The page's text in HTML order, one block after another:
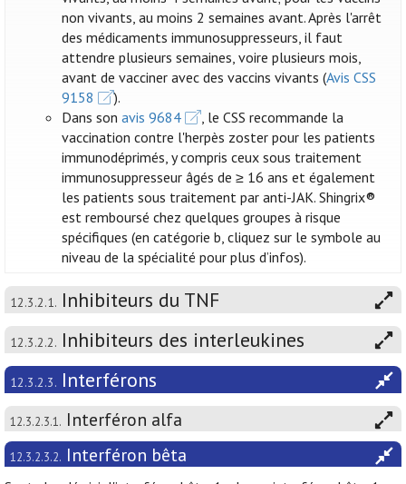
non vivants, au moins 2 semaines avant. Après l'arrêt
des médicaments immunosuppresseurs, il faut
attendre plusieurs semaines, voire plusieurs mois,
avant de vacciner avec des vaccins vivants (Avis CSS
9158
).
Dans sonavis 9684
, le CSS recommande la
vaccination contre l'herpès zoster pour les patients
immunodéprimés, y compris ceux sous traitement
immunosuppresseur âgés de ≥ 16 ans et également
les patients sous traitement par anti-JAK. Shingrix®
est remboursé chez quelques groupes à risque
spécifiques (en catégorie b, cliquez sur le symbole au
niveau de la spécialité pour plus d’infos).
12.3.2.1. Inhibiteurs du TNF
12.3.2.2. Inhibiteurs des interleukines
12.3.2.3. Interférons
12.3.2.3.1. Interféron alfa
12.3.2.3.2. Interféron bêta